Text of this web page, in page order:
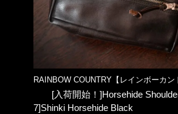
RAINBOW COUNTRY【レインボーカン
[入荷開始！]Horsehide
7]Shinki Horsehide Black